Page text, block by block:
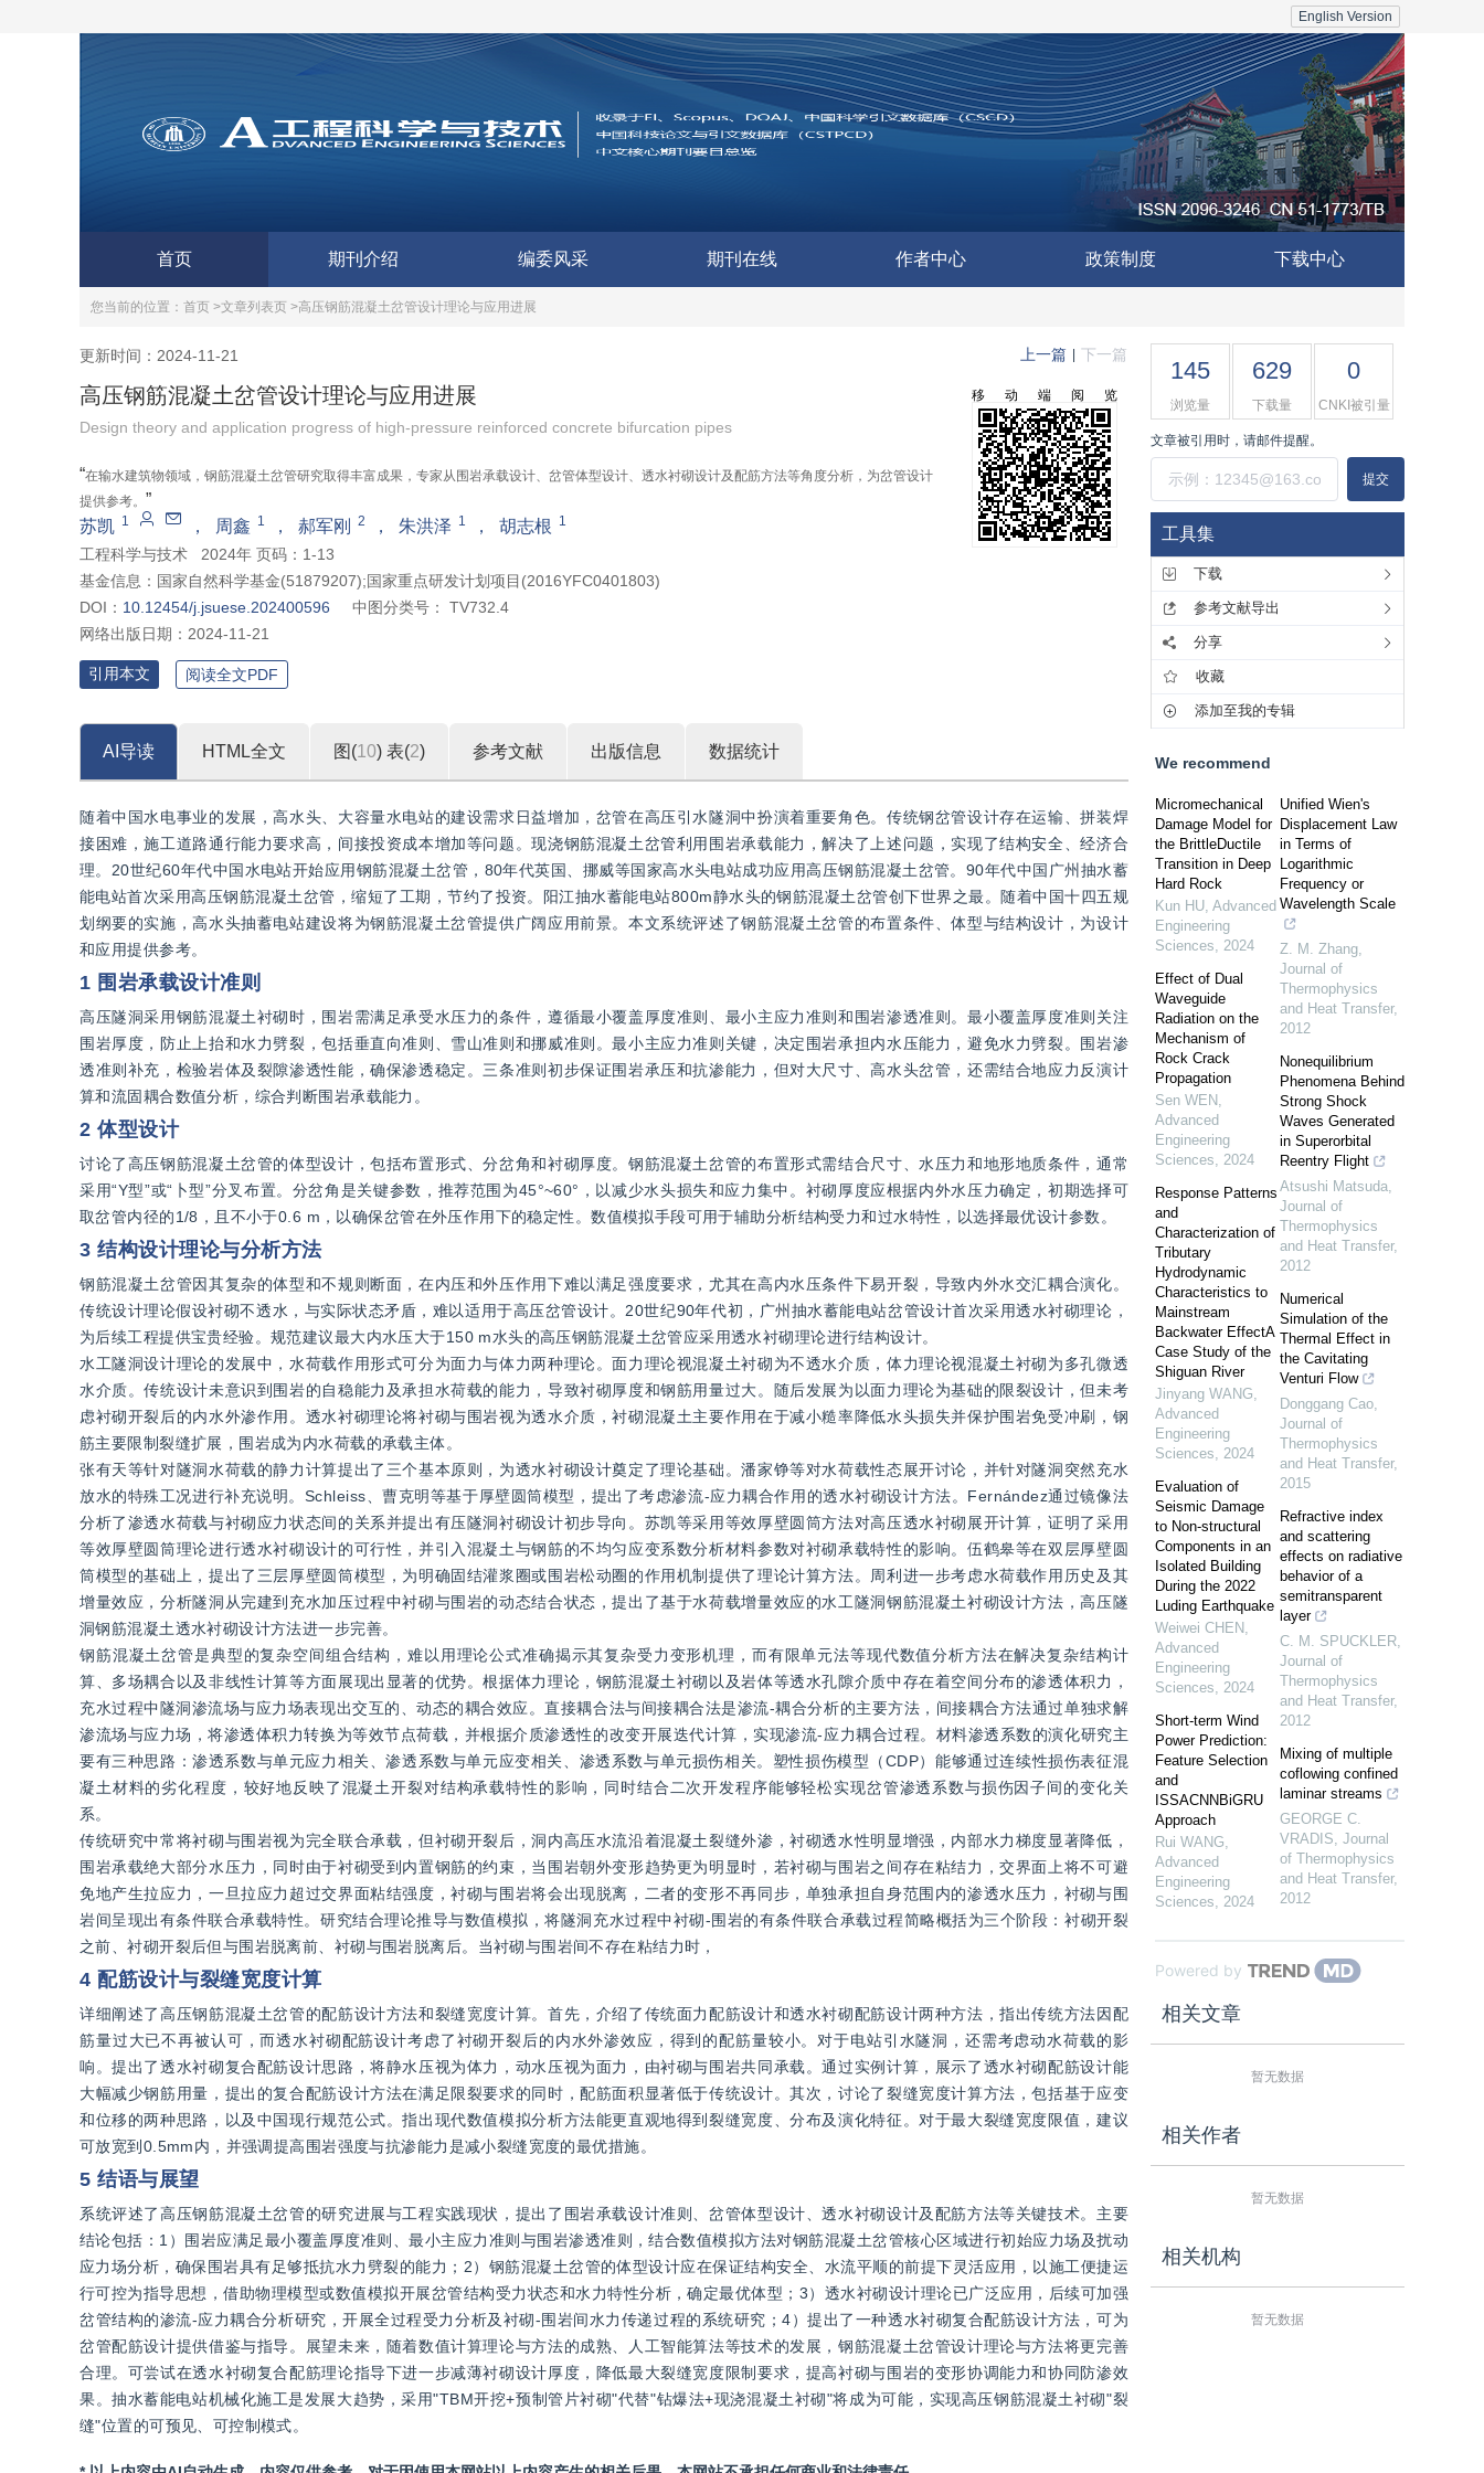
English Version
首页 期刊介绍 编委风采 期刊在线 作者中心 政策制度 下载中心
您当前的位置： 首页 >文章列表页 >高压钢筋混凝土岔管设计理论与应用进展
更新时间：2024-11-21 上一篇 下一篇
高压钢筋混凝土岔管设计理论与应用进展
Design theory and application progress of high-pressure reinforced concrete bifurcation pipes
“在输水建筑物领域，钢筋混凝土岔管研究取得丰富成果，专家从围岩承载设计、岔管体型设计、透水衬砌设计及配筋方法等角度分析，为岔管设计
提供参考。 ”
苏凯 1 ， 周鑫 1 ， 郝军刚 2 ， 朱洪泽 1 ， 胡志根 1
工程科学与技术
2024年 页码：1-13
基金信息： 国家自然科学基金(51879207);国家重点研发计划项目(2016YFC0401803)
DOI： 10.12454/j.jsuese.202400596 中图分类号：
TV732.4
网络出版日期： 2024-11-21
移动端阅览
引用本文 阅读全文PDF
AI导读 HTML全文 图(10) 表(2) 参考文献 出版信息 数据统计
随着中国水电事业的发展，高水头、大容量水电站的建设需求日益增加，岔管在高压引水隧洞中扮演着重要角色。传统钢岔管设计存在运输、拼装焊
接困难，施工道路通行能力要求高，间接投资成本增加等问题。现浇钢筋混凝土岔管利用围岩承载能力，解决了上述问题，实现了结构安全、经济合
理。20世纪60年代中国水电站开始应用钢筋混凝土岔管，80年代英国、挪威等国家高水头电站成功应用高压钢筋混凝土岔管。90年代中国广州抽水蓄
能电站首次采用高压钢筋混凝土岔管，缩短了工期，节约了投资。阳江抽水蓄能电站800m静水头的钢筋混凝土岔管创下世界之最。随着中国十四五规
划纲要的实施，高水头抽蓄电站建设将为钢筋混凝土岔管提供广阔应用前景。本文系统评述了钢筋混凝土岔管的布置条件、体型与结构设计，为设计
和应用提供参考。
1 围岩承载设计准则
高压隧洞采用钢筋混凝土衬砌时，围岩需满足承受水压力的条件，遵循最小覆盖厚度准则、最小主应力准则和围岩渗透准则。最小覆盖厚度准则关注
围岩厚度，防止上抬和水力劈裂，包括垂直向准则、雪山准则和挪威准则。最小主应力准则关键，决定围岩承担内水压能力，避免水力劈裂。围岩渗
透准则补充，检验岩体及裂隙渗透性能，确保渗透稳定。三条准则初步保证围岩承压和抗渗能力，但对大尺寸、高水头岔管，还需结合地应力反演计
算和流固耦合数值分析，综合判断围岩承载能力。
2 体型设计
讨论了高压钢筋混凝土岔管的体型设计，包括布置形式、分岔角和衬砌厚度。钢筋混凝土岔管的布置形式需结合尺寸、水压力和地形地质条件，通常
采用“Y型”或“卜型”分叉布置。分岔角是关键参数，推荐范围为45°~60°，以减少水头损失和应力集中。衬砌厚度应根据内外水压力确定，初期选择可
取岔管内径的1/8，且不小于0.6 m，以确保岔管在外压作用下的稳定性。数值模拟手段可用于辅助分析结构受力和过水特性，以选择最优设计参数。
3 结构设计理论与分析方法
钢筋混凝土岔管因其复杂的体型和不规则断面，在内压和外压作用下难以满足强度要求，尤其在高内水压条件下易开裂，导致内外水交汇耦合演化。
传统设计理论假设衬砌不透水，与实际状态矛盾，难以适用于高压岔管设计。20世纪90年代初，广州抽水蓄能电站岔管设计首次采用透水衬砌理论，
为后续工程提供宝贵经验。规范建议最大内水压大于150 m水头的高压钢筋混凝土岔管应采用透水衬砌理论进行结构设计。
水工隧洞设计理论的发展中，水荷载作用形式可分为面力与体力两种理论。面力理论视混凝土衬砌为不透水介质，体力理论视混凝土衬砌为多孔微透
水介质。传统设计未意识到围岩的自稳能力及承担水荷载的能力，导致衬砌厚度和钢筋用量过大。随后发展为以面力理论为基础的限裂设计，但未考
虑衬砌开裂后的内水外渗作用。透水衬砌理论将衬砌与围岩视为透水介质，衬砌混凝土主要作用在于减小糙率降低水头损失并保护围岩免受冲刷，钢
筋主要限制裂缝扩展，围岩成为内水荷载的承载主体。
张有天等针对隧洞水荷载的静力计算提出了三个基本原则，为透水衬砌设计奠定了理论基础。潘家铮等对水荷载性态展开讨论，并针对隧洞突然充水
放水的特殊工况进行补充说明。Schleiss、曹克明等基于厚壁圆筒模型，提出了考虑渗流-应力耦合作用的透水衬砌设计方法。Fernández通过镜像法
分析了渗透水荷载与衬砌应力状态间的关系并提出有压隧洞衬砌设计初步导向。苏凯等采用等效厚壁圆筒方法对高压透水衬砌展开计算，证明了采用
等效厚壁圆筒理论进行透水衬砌设计的可行性，并引入混凝土与钢筋的不均匀应变系数分析材料参数对衬砌承载特性的影响。伍鹤皋等在双层厚壁圆
筒模型的基础上，提出了三层厚壁圆筒模型，为明确固结灌浆圈或围岩松动圈的作用机制提供了理论计算方法。周利进一步考虑水荷载作用历史及其
增量效应，分析隧洞从完建到充水加压过程中衬砌与围岩的动态结合状态，提出了基于水荷载增量效应的水工隧洞钢筋混凝土衬砌设计方法，高压隧
洞钢筋混凝土透水衬砌设计方法进一步完善。
钢筋混凝土岔管是典型的复杂空间组合结构，难以用理论公式准确揭示其复杂受力变形机理，而有限单元法等现代数值分析方法在解决复杂结构计
算、多场耦合以及非线性计算等方面展现出显著的优势。根据体力理论，钢筋混凝土衬砌以及岩体等透水孔隙介质中存在着空间分布的渗透体积力，
充水过程中隧洞渗流场与应力场表现出交互的、动态的耦合效应。直接耦合法与间接耦合法是渗流-耦合分析的主要方法，间接耦合方法通过单独求解
渗流场与应力场，将渗透体积力转换为等效节点荷载，并根据介质渗透性的改变开展迭代计算，实现渗流-应力耦合过程。材料渗透系数的演化研究主
要有三种思路：渗透系数与单元应力相关、渗透系数与单元应变相关、渗透系数与单元损伤相关。塑性损伤模型（CDP）能够通过连续性损伤表征混
凝土材料的劣化程度，较好地反映了混凝土开裂对结构承载特性的影响，同时结合二次开发程序能够轻松实现岔管渗透系数与损伤因子间的变化关
系。
传统研究中常将衬砌与围岩视为完全联合承载，但衬砌开裂后，洞内高压水流沿着混凝土裂缝外渗，衬砌透水性明显增强，内部水力梯度显著降低，
围岩承载绝大部分水压力，同时由于衬砌受到内置钢筋的约束，当围岩朝外变形趋势更为明显时，若衬砌与围岩之间存在粘结力，交界面上将不可避
免地产生拉应力，一旦拉应力超过交界面粘结强度，衬砌与围岩将会出现脱离，二者的变形不再同步，单独承担自身范围内的渗透水压力，衬砌与围
岩间呈现出有条件联合承载特性。研究结合理论推导与数值模拟，将隧洞充水过程中衬砌-围岩的有条件联合承载过程简略概括为三个阶段：衬砌开裂
之前、衬砌开裂后但与围岩脱离前、衬砌与围岩脱离后。当衬砌与围岩间不存在粘结力时，
4 配筋设计与裂缝宽度计算
详细阐述了高压钢筋混凝土岔管的配筋设计方法和裂缝宽度计算。首先，介绍了传统面力配筋设计和透水衬砌配筋设计两种方法，指出传统方法因配
筋量过大已不再被认可，而透水衬砌配筋设计考虑了衬砌开裂后的内水外渗效应，得到的配筋量较小。对于电站引水隧洞，还需考虑动水荷载的影
响。提出了透水衬砌复合配筋设计思路，将静水压视为体力，动水压视为面力，由衬砌与围岩共同承载。通过实例计算，展示了透水衬砌配筋设计能
大幅减少钢筋用量，提出的复合配筋设计方法在满足限裂要求的同时，配筋面积显著低于传统设计。其次，讨论了裂缝宽度计算方法，包括基于应变
和位移的两种思路，以及中国现行规范公式。指出现代数值模拟分析方法能更直观地得到裂缝宽度、分布及演化特征。对于最大裂缝宽度限值，建议
可放宽到0.5mm内，并强调提高围岩强度与抗渗能力是减小裂缝宽度的最优措施。
5 结语与展望
系统评述了高压钢筋混凝土岔管的研究进展与工程实践现状，提出了围岩承载设计准则、岔管体型设计、透水衬砌设计及配筋方法等关键技术。主要
结论包括：1）围岩应满足最小覆盖厚度准则、最小主应力准则与围岩渗透准则，结合数值模拟方法对钢筋混凝土岔管核心区域进行初始应力场及扰动
应力场分析，确保围岩具有足够抵抗水力劈裂的能力；2）钢筋混凝土岔管的体型设计应在保证结构安全、水流平顺的前提下灵活应用，以施工便捷运
行可控为指导思想，借助物理模型或数值模拟开展岔管结构受力状态和水力特性分析，确定最优体型；3）透水衬砌设计理论已广泛应用，后续可加强
岔管结构的渗流-应力耦合分析研究，开展全过程受力分析及衬砌-围岩间水力传递过程的系统研究；4）提出了一种透水衬砌复合配筋设计方法，可为
岔管配筋设计提供借鉴与指导。展望未来，随着数值计算理论与方法的成熟、人工智能算法等技术的发展，钢筋混凝土岔管设计理论与方法将更完善
合理。可尝试在透水衬砌复合配筋理论指导下进一步减薄衬砌设计厚度，降低最大裂缝宽度限制要求，提高衬砌与围岩的变形协调能力和协同防渗效
果。抽水蓄能电站机械化施工是发展大趋势，采用"TBM开挖+预制管片衬砌"代替"钻爆法+现浇混凝土衬砌"将成为可能，实现高压钢筋混凝土衬砌"裂
缝"位置的可预见、可控制模式。
145
浏览量
629
下载量
0
CNKI被引量
文章被引用时，请邮件提醒。
提交
工具集
下载
参考文献导出
分享
收藏
添加至我的专辑
We recommend
Micromechanical
Damage Model for
the BrittleDuctile
Transition in Deep
Hard Rock
Kun HU, Advanced
Engineering
Sciences, 2024
Effect of Dual
Waveguide
Radiation on the
Mechanism of
Rock Crack
Propagation
Sen WEN ,
Advanced
Engineering
Sciences, 2024
Response Patterns
and
Characterization of
Tributary
Hydrodynamic
Characteristics to
Mainstream
Backwater EffectA
Case Study of the
Shiguan River
Jinyang WANG,
Advanced
Engineering
Sciences, 2024
Evaluation of
Seismic Damage
to Non-structural
Components in an
Isolated Building
During the 2022
Luding Earthquake
Weiwei CHEN ,
Advanced
Engineering
Sciences, 2024
Short-term Wind
Power Prediction:
Feature Selection
and
ISSACNNBiGRU
Approach
Rui WANG,
Advanced
Engineering
Sciences, 2024
Unified Wien's
Displacement Law
in Terms of
Logarithmic
Frequency or
Wavelength Scale
Z. M. Zhang,
Journal of
Thermophysics
and Heat Transfer,
2012
Nonequilibrium
Phenomena Behind
Strong Shock
Waves Generated
in Superorbital
Reentry Flight
Atsushi Matsuda,
Journal of
Thermophysics
and Heat Transfer,
2012
Numerical
Simulation of the
Thermal Effect in
the Cavitating
Venturi Flow
Donggang Cao,
Journal of
Thermophysics
and Heat Transfer,
2015
Refractive index
and scattering
effects on radiative
behavior of a
semitransparent
layer
C. M. SPUCKLER,
Journal of
Thermophysics
and Heat Transfer,
2012
Mixing of multiple
coflowing confined
laminar streams
GEORGE C.
VRADIS, Journal
of Thermophysics
and Heat Transfer,
2012
Powered by
相关文章
暂无数据
相关作者
暂无数据
相关机构
暂无数据